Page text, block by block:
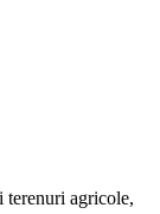
terenuri agricole,